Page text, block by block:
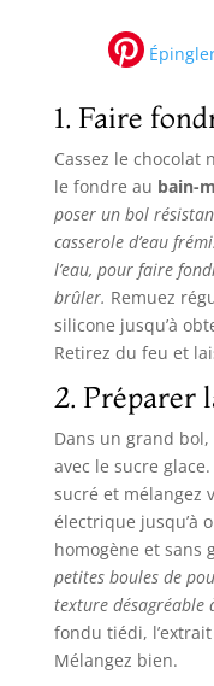
1. Faire
Cassez le chocolat
le fondre au bain-
poser un bol
casserole d’eau
l’eau, pour faire
brûler. Remuez
silicone jusqu’à
Retirez du feu et
2. Préparer
Dans un grand
avec le sucre
sucré et mélangez
électrique jusqu’à
homogène et sans
petites boules de
texture désagréable
fondu tiédi,
Mélangez bien.